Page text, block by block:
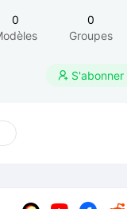
0
0
Groupes
 S'abonner